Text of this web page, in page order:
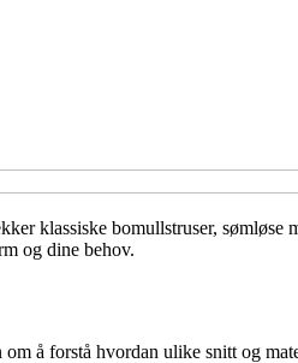
klassiske bomullstruser, sømløse
og dine behov.
å forstå hvordan ulike snitt og